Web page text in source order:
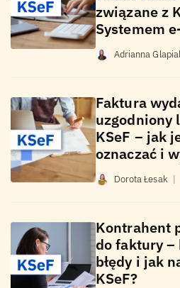
związane z
Systemem
Adrianna
Faktura
uzgodniony
KSeF – jak
oznaczać i
Dorota Łesak |
Kontrahent
do faktury –
błędy i jak
KSeF?